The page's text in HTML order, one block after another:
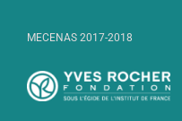
MECENAS 2017-2018